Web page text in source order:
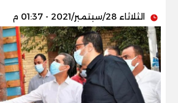
الثلاثاء 28/سبتمبر/2021 - 01:37 م